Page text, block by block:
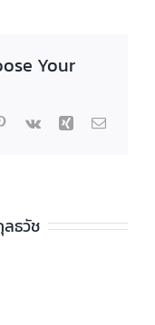
Your
Pinterest
Vk Xing Email
ลธวัช